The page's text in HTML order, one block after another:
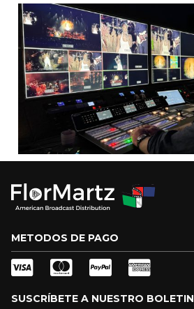
METODOS DE PAGO
SUSCRÍBETE A NUESTRO BOLETIN